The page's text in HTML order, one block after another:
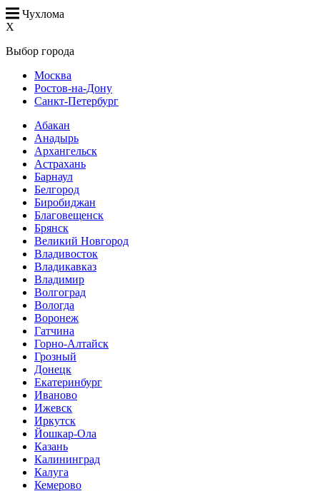
Чухлома
X
Выбор города
Москва
Ростов-на-Дону
Санкт-Петербург
Абакан
Анадырь
Архангельск
Астрахань
Барнаул
Белгород
Биробиджан
Благовещенск
Брянск
Великий Новгород
Владивосток
Владикавказ
Владимир
Волгоград
Вологда
Воронеж
Гатчина
Горно-Алтайск
Грозный
Донецк
Екатеринбург
Иваново
Ижевск
Иркутск
Йошкар-Ола
Казань
Калининград
Калуга
Кемерово